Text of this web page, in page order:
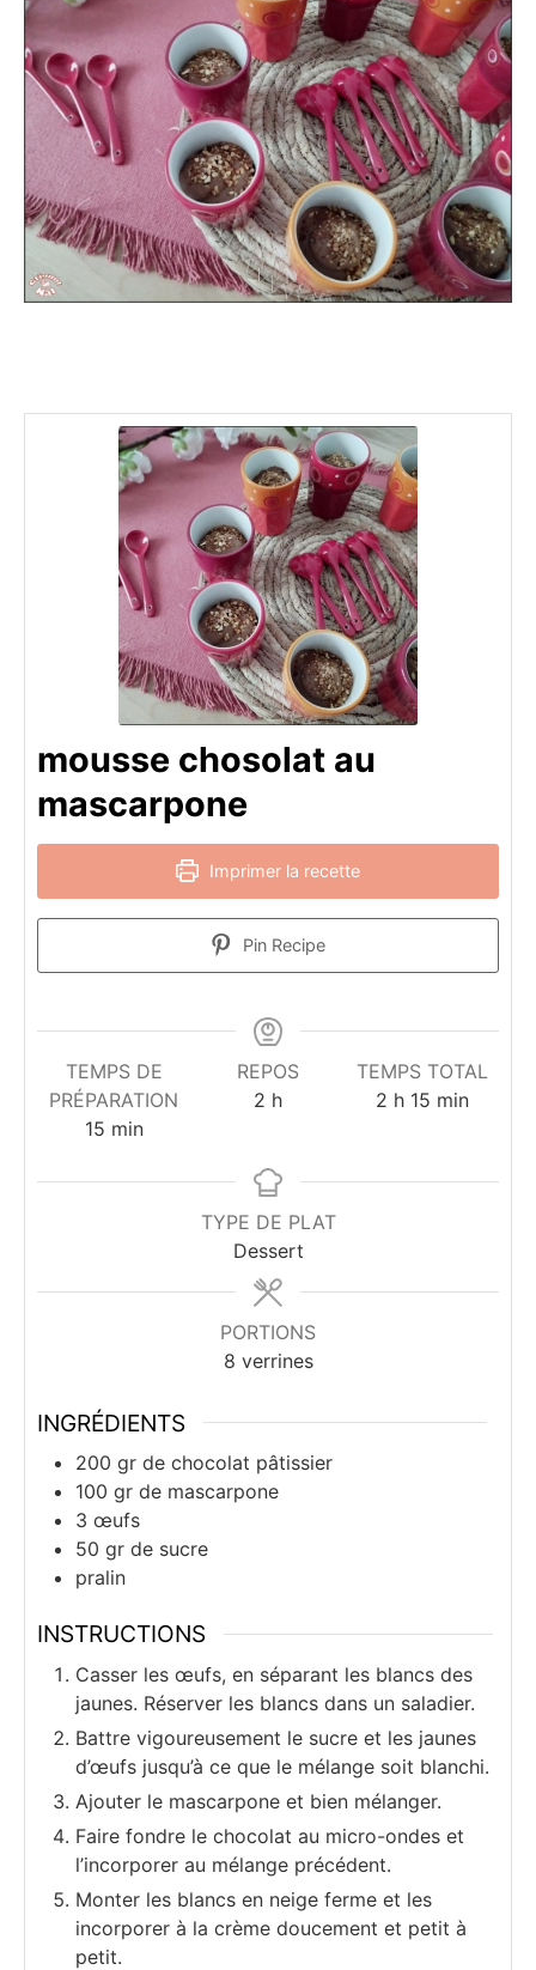
mousse chosolat au
mascarpone
Imprimer la recette
Pin Recipe
TEMPS DE
PRÉPARATION
15minutes
min
REPOS
2 heures
h
TEMPS TOTAL
2heures
h 15minutes
min
TYPE DE PLAT
Dessert
PORTIONS
8 verrines
INGRÉDIENTS
200 gr de chocolat pâtissier
100 gr de mascarpone
3 œufs
50 gr de sucre
pralin
INSTRUCTIONS
Casser les œufs, en séparant les blancs des
jaunes. Réserver les blancs dans un saladier.
Battre vigoureusement le sucre et les jaunes
d’œufs jusqu’à ce que le mélange soit blanchi.
Ajouter le mascarpone et bien mélanger.
Faire fondre le chocolat au micro-ondes et
l’incorporer au mélange précédent.
Monter les blancs en neige ferme et les
incorporer à la crème doucement et petit à
petit.